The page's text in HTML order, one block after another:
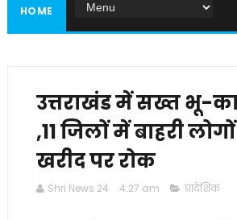
HOME
उत्तराखंड में सख्त भू-
,11 जिलों में बाहरी
खरीद पर रोक
Shri News 24 4:27 am प्रादेशिक